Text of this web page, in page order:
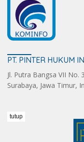
PT. PINTER HUKUM
Jl. Putra Bangsa VII No.
Surabaya, Jawa Timur,
tutup